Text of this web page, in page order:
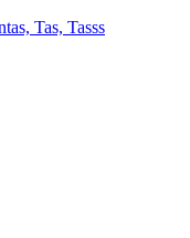
Tas, Tasss